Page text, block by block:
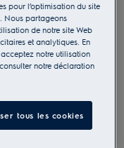
82 cm
pour l’optimisation du site
Nous partageons
de notre site Web
et analytiques. En
notre utilisation
notre déclaration
tous les cookies